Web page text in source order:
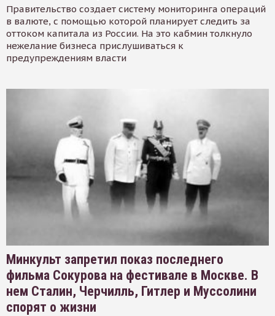
Правительство создает систему мониторинга операций
в валюте, с помощью которой планирует следить за
оттоком капитала из России. На это кабмин толкнуло
нежелание бизнеса прислушиваться к
предупреждениям власти
Минкульт запретил показ последнего
фильма Сокурова на фестивале в Москве. В
нем Сталин, Черчилль, Гитлер и Муссолини
спорят о жизни